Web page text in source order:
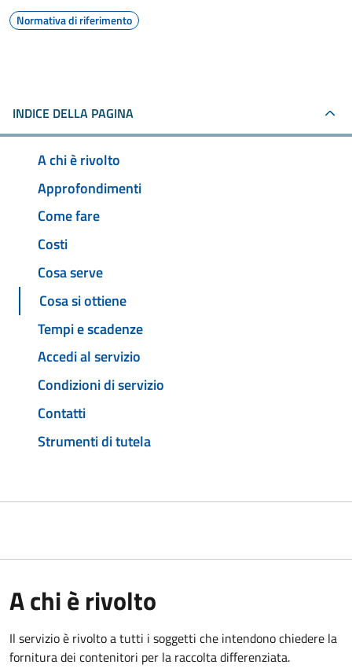
Normativa di riferimento
INDICE DELLA PAGINA
A chi è rivolto
Approfondimenti
Come fare
Costi
Cosa serve
Cosa si ottiene
Tempi e scadenze
Accedi al servizio
Condizioni di servizio
Contatti
Strumenti di tutela
A chi è rivolto
Il servizio è rivolto a tutti i soggetti che intendono chiedere la
fornitura dei contenitori per la raccolta differenziata.